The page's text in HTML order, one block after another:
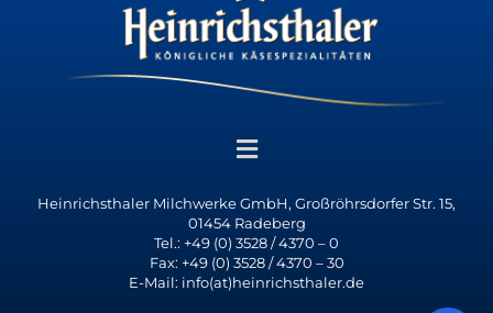
Heinrichsthaler Milchwerke GmbH, Großröhrsdorfer Str. 15,
01454 Radeberg
Tel.: +49 (0) 3528 / 4370 – 0
Fax: +49 (0) 3528 / 4370 – 30
E-Mail: info(at)heinrichsthaler.de